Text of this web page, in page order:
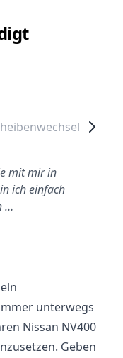
mit mir in
ich einfach
…
unterwegs
Nissan NV400
Geben